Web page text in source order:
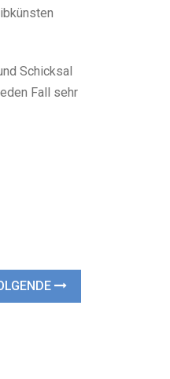
Schicksal
Fall sehr